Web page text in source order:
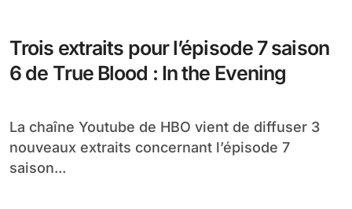
Trois extraits pour l’épisode 7 saison
6 de True Blood : In the Evening
La chaîne Youtube de HBO vient de diffuser 3
nouveaux extraits concernant l’épisode 7
saison...